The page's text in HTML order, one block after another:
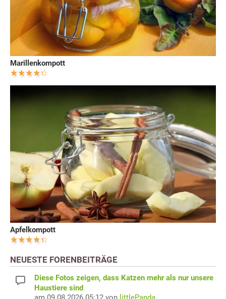
Marillenkompott
Apfelkompott
NEUESTE FORENBEITRÄGE
Diese Fotos zeigen, dass Katzen mehr als nur unsere
Haustiere sind